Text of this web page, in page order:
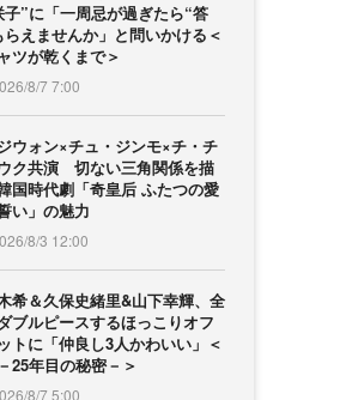
子”に「一周忌が過ぎたら“答
らえませんか」と問いかける＜
ツが乾くまで＞
8/7 7:00
ウォン×チュ・ジンモ×チ・チ
ク共演 切ない三角関係を描
国時代劇「奇皇后 ふたつの愛
い」の魅力
8/3 12:00
希＆久保史緒里&山下幸輝、全
ブルピースするほっこりオフ
トに「仲良し3人かわいい」＜
25年目の秘密－＞
8/7 5:00